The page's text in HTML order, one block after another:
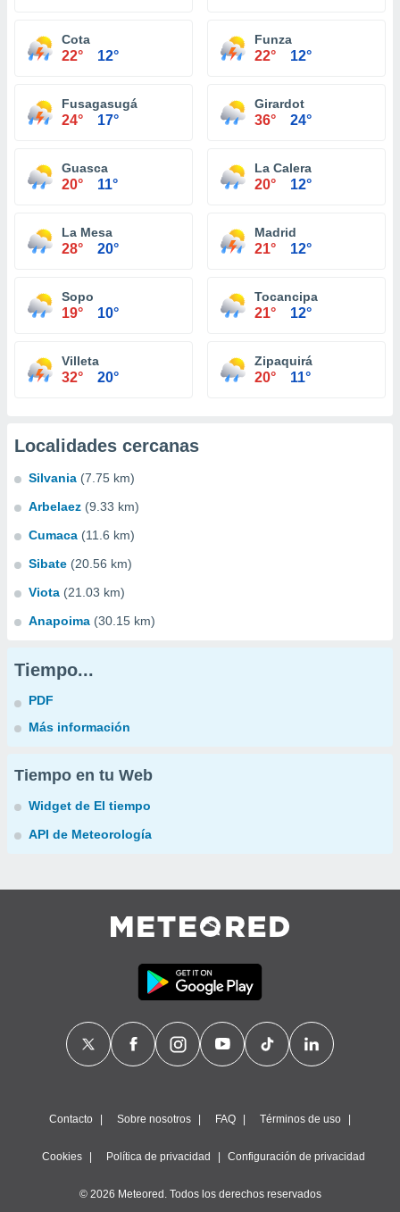
Cota
22° 12°
Funza
22° 12°
Fusagasugá
24° 17°
Girardot
36° 24°
Guasca
20° 11°
La Calera
20° 12°
La Mesa
28° 20°
Madrid
21° 12°
Sopo
19° 10°
Tocancipa
21° 12°
Villeta
32° 20°
Zipaquirá
20° 11°
Localidades cercanas
Silvania (7.75 km)
Arbelaez (9.33 km)
Cumaca (11.6 km)
Sibate (20.56 km)
Viota (21.03 km)
Anapoima (30.15 km)
Tiempo...
PDF
Más información
Tiempo en tu Web
Widget de El tiempo
API de Meteorología
Contacto Sobre nosotros FAQ Términos de uso
Cookies Política de privacidad Configuración de privacidad
© 2026 Meteored. Todos los derechos reservados